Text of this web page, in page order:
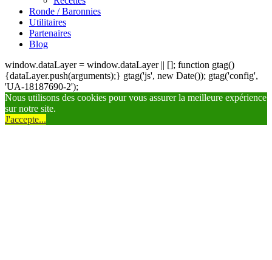
Ronde / Baronnies
Utilitaires
Partenaires
Blog
window.dataLayer = window.dataLayer || []; function gtag()
{dataLayer.push(arguments);} gtag('js', new Date()); gtag('config',
'UA-18187690-2');
Nous utilisons des cookies pour vous assurer la meilleure expérience
sur notre site.
J'accepte...